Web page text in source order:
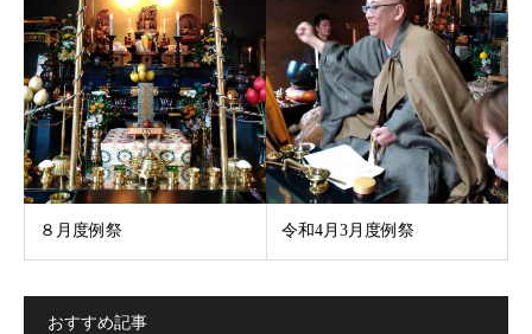
８月度例祭 令和4月3月度例祭
おすすめ記事